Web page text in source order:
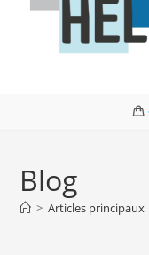
Blog
> Articles principaux